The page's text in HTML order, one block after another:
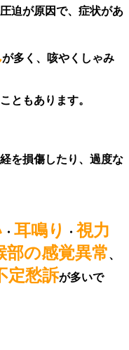
迫が原因で、症状があ
が多く、咳やくしゃみ
ともあります。
を損傷したり、過度な
・ 耳鳴り ・ 視力
部の感覚異常、
定愁訴が多いで